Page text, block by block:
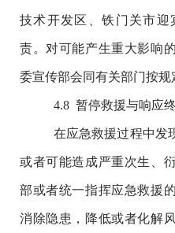
技术开发区、铁门关市迎
责。对可能产生重大影响
委宣传部会同有关部门按规
4.8 暂停救援与响应
在应急救援过程中发
或者可能造成严重次生、
部或者统一指挥应急救援
消除隐患，降低或者化解